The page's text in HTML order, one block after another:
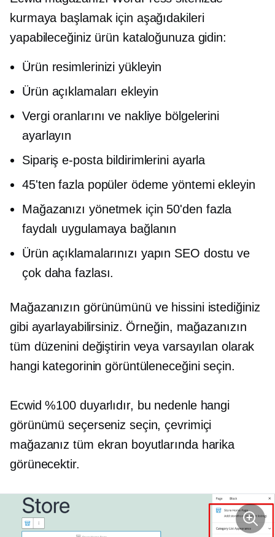
kurmaya başlamak için aşağıdakileri
yapabileceğiniz ürün kataloğunuza gidin:
Ürün resimlerinizi yükleyin
Ürün açıklamaları ekleyin
Vergi oranlarını ve nakliye bölgelerini
ayarlayın
Sipariş e-posta bildirimlerini ayarla
45'ten fazla popüler ödeme yöntemi ekleyin
Mağazanızı yönetmek için 50'den fazla
faydalı uygulamaya bağlanın
Ürün açıklamalarınızı yapın SEO dostu ve
çok daha fazlası.
Mağazanızın görünümünü ve hissini istediğiniz
gibi ayarlayabilirsiniz. Örneğin, mağazanızın
tüm düzenini değiştirin veya varsayılan olarak
hangi kategorinin görüntüleneceğini seçin.
Ecwid %100 duyarlıdır, bu nedenle hangi
görünümü seçerseniz seçin, çevrimiçi
mağazanız tüm ekran boyutlarında harika
görünecektir.